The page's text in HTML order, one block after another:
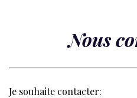
Nous
Je souhaite contacter: